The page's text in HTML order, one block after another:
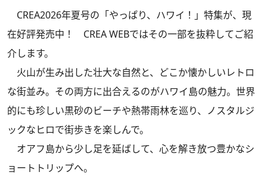
CREA2026年夏号の「やっぱり、ハワイ！」特集が、現
在好評発売中！ CREA WEBではその一部を抜粋してご紹
介します。
火山が生み出した壮大な自然と、どこか懐かしいレトロ
な街並み。その両方に出合えるのがハワイ島の魅力。世界
的にも珍しい黒砂のビーチや熱帯雨林を巡り、ノスタルジ
ックなヒロで街歩きを楽しんで。
オアフ島から少し足を延ばして、心を解き放つ豊かなシ
ョートトリップへ。